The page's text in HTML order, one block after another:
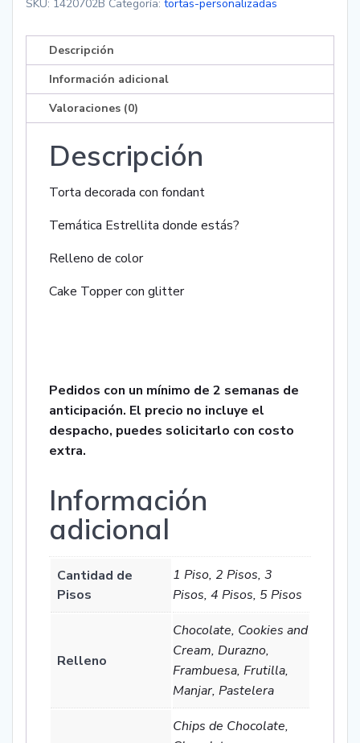
cantidad
SKU: 1420702B Categoría: tortas-personalizadas
Descripción
Información adicional
Valoraciones (0)
Descripción
Torta decorada con fondant
Temática Estrellita donde estás?
Relleno de color
Cake Topper con glitter
Pedidos con un mínimo de 2 semanas de
anticipación. El precio no incluye el
despacho, puedes solicitarlo con costo
extra.
Información
adicional
Cantidad de
Pisos
1 Piso, 2 Pisos, 3
Pisos, 4 Pisos, 5 Pisos
Relleno
Chocolate, Cookies and
Cream, Durazno,
Frambuesa, Frutilla,
Manjar, Pastelera
Chips de Chocolate,